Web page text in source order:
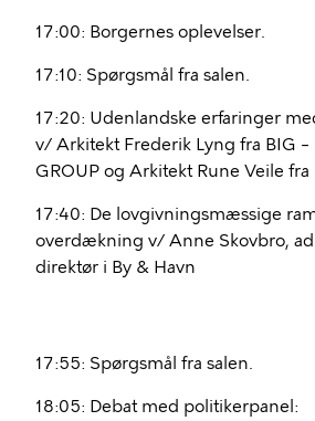
17:00: Borgernes oplevelser.
17:10: Spørgsmål fra salen.
17:20: Udenlandske erfaringer
v/ Arkitekt Frederik Lyng fra BIG –
GROUP og Arkitekt Rune Veile fra
17:40: De lovgivningsmæssige
overdækning v/ Anne Skovbro,
direktør i By & Havn
17:55: Spørgsmål fra salen.
18:05: Debat med politikerpanel: